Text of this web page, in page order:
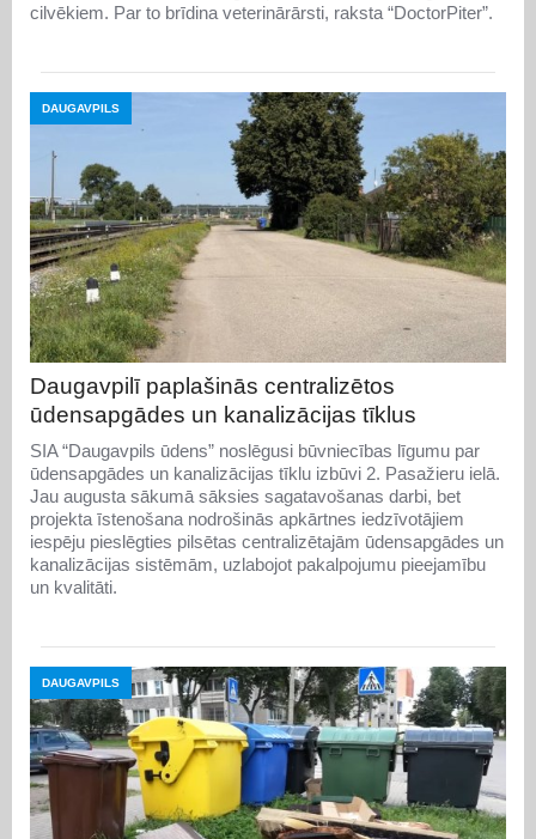
cilvēkiem. Par to brīdina veterinārārsti, raksta “DoctorPiter”.
DAUGAVPILS
Daugavpilī paplašinās centralizētos
ūdensapgādes un kanalizācijas tīklus
SIA “Daugavpils ūdens” noslēgusi būvniecības līgumu par
ūdensapgādes un kanalizācijas tīklu izbūvi 2. Pasažieru ielā.
Jau augusta sākumā sāksies sagatavošanas darbi, bet
projekta īstenošana nodrošinās apkārtnes iedzīvotājiem
iespēju pieslēgties pilsētas centralizētajām ūdensapgādes un
kanalizācijas sistēmām, uzlabojot pakalpojumu pieejamību
un kvalitāti.
DAUGAVPILS